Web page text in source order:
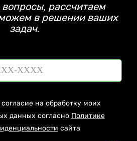
рассчитаем
в решении ваших
задач.
на обработку моих
данных согласно Политике
сайта